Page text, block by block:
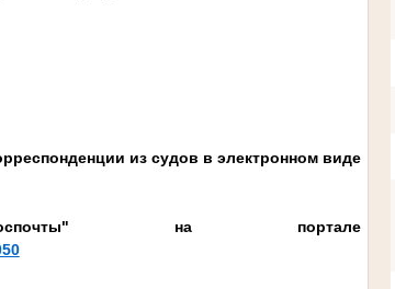
из судов в электронном виде
на портале